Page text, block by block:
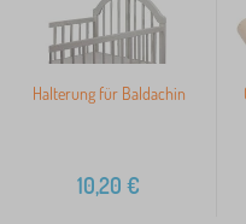
Halterung für Baldachin
10,20 €